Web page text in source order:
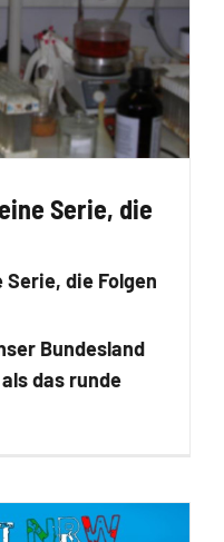
Serie, die
Serie, die Folgen
Bundesland
das runde